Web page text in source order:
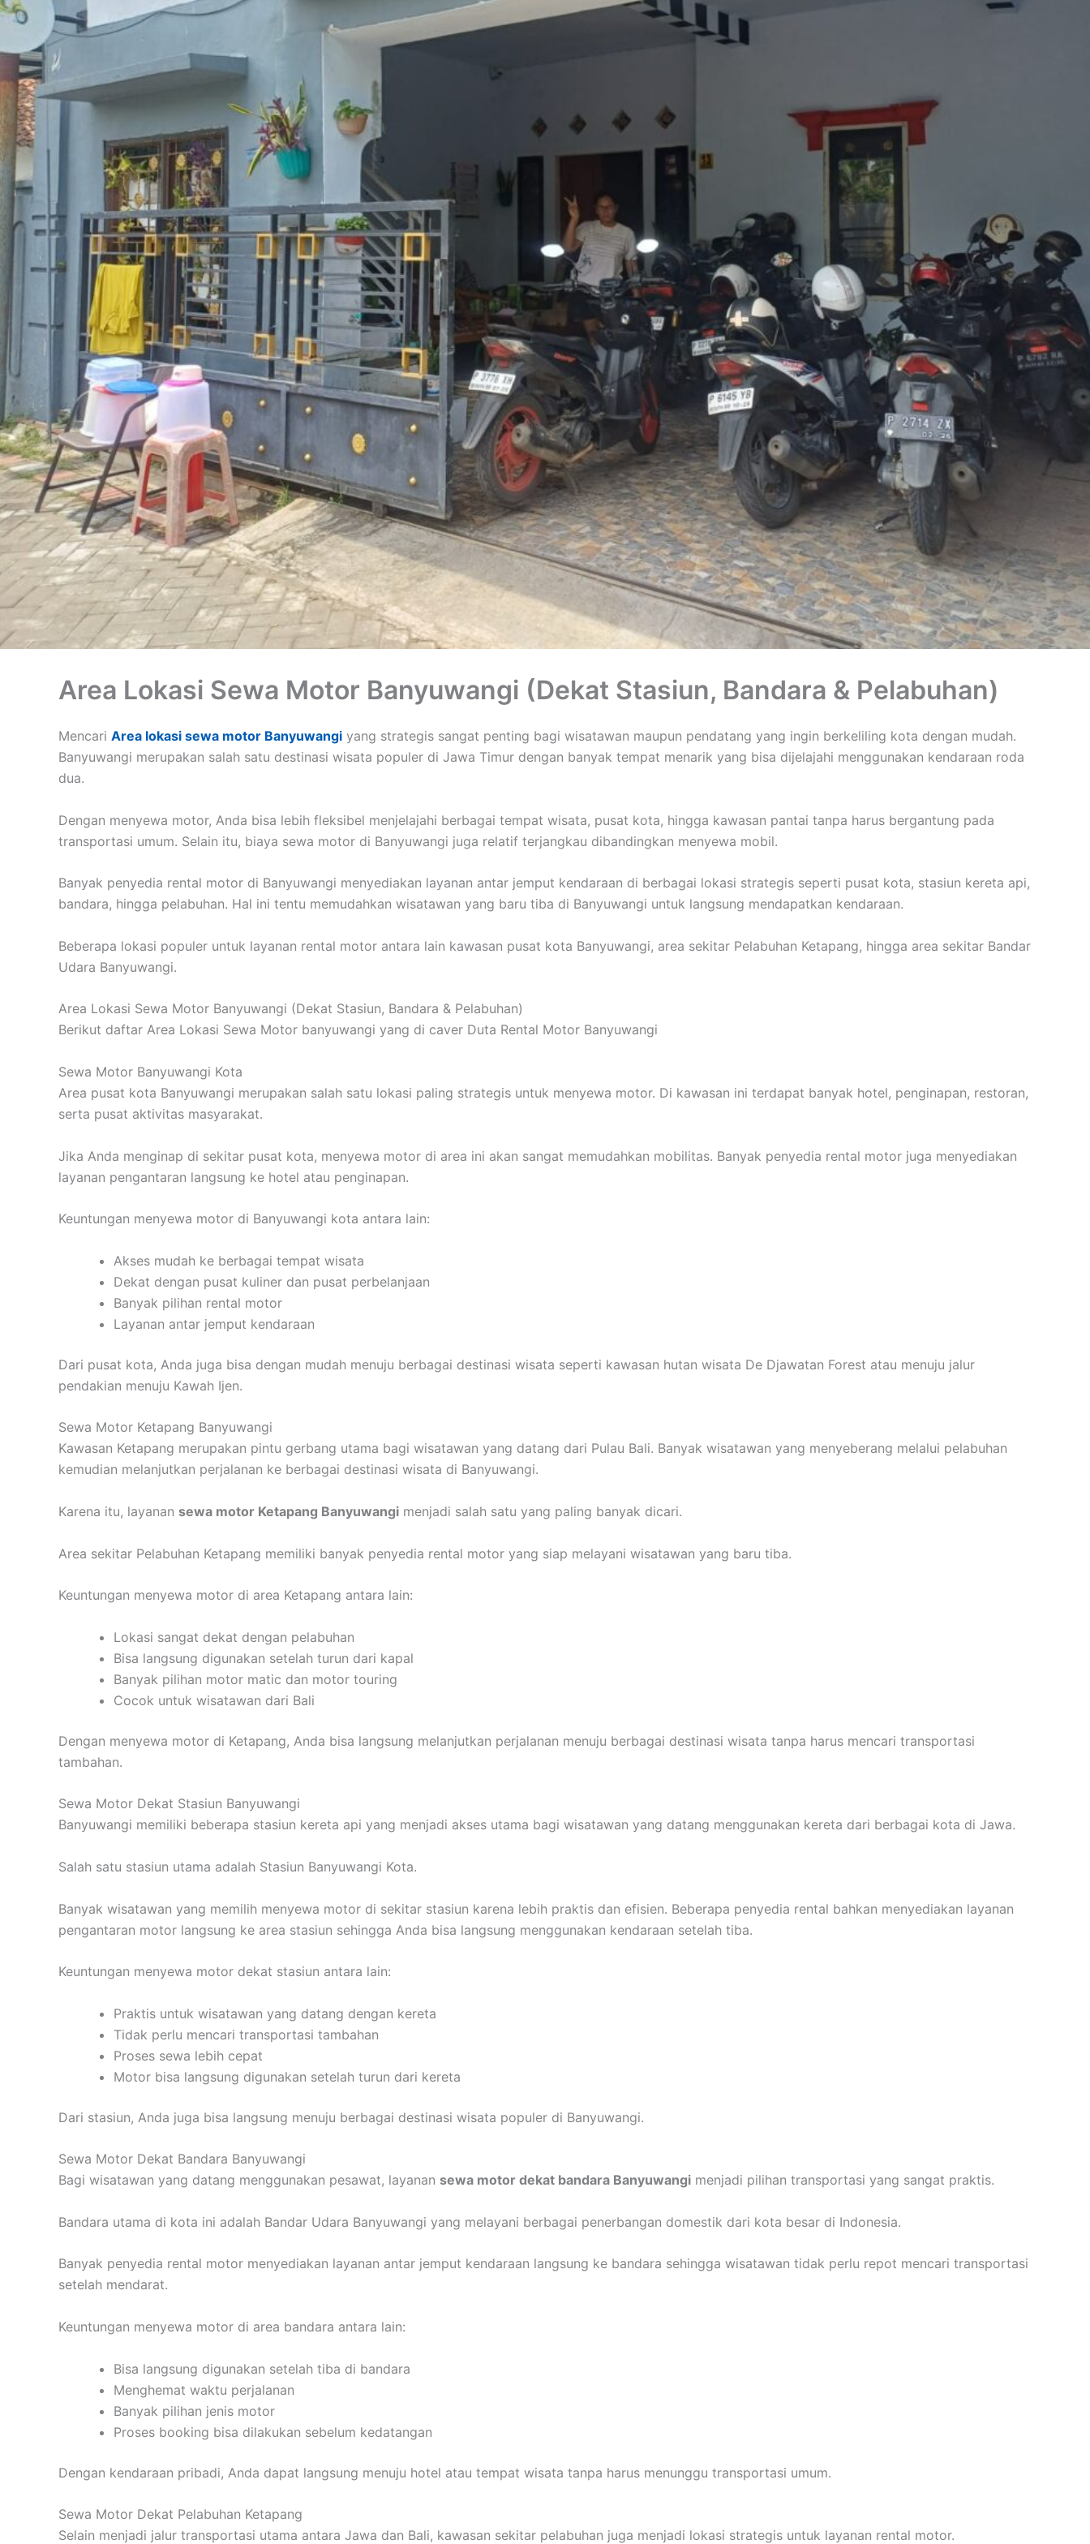
Area Lokasi Sewa Motor Banyuwangi (Dekat Stasiun, Bandara & Pelabuhan)
Mencari Area lokasi sewa motor Banyuwangi yang strategis sangat penting bagi wisatawan maupun pendatang yang ingin berkeliling kota dengan mudah.
Banyuwangi merupakan salah satu destinasi wisata populer di Jawa Timur dengan banyak tempat menarik yang bisa dijelajahi menggunakan kendaraan roda
dua.
Dengan menyewa motor, Anda bisa lebih fleksibel menjelajahi berbagai tempat wisata, pusat kota, hingga kawasan pantai tanpa harus bergantung pada
transportasi umum. Selain itu, biaya sewa motor di Banyuwangi juga relatif terjangkau dibandingkan menyewa mobil.
Banyak penyedia rental motor di Banyuwangi menyediakan layanan antar jemput kendaraan di berbagai lokasi strategis seperti pusat kota, stasiun kereta api,
bandara, hingga pelabuhan. Hal ini tentu memudahkan wisatawan yang baru tiba di Banyuwangi untuk langsung mendapatkan kendaraan.
Beberapa lokasi populer untuk layanan rental motor antara lain kawasan pusat kota Banyuwangi, area sekitar Pelabuhan Ketapang, hingga area sekitar Bandar
Udara Banyuwangi.
Area Lokasi Sewa Motor Banyuwangi (Dekat Stasiun, Bandara & Pelabuhan)
Berikut daftar Area Lokasi Sewa Motor banyuwangi yang di caver Duta Rental Motor Banyuwangi
Sewa Motor Banyuwangi Kota
Area pusat kota Banyuwangi merupakan salah satu lokasi paling strategis untuk menyewa motor. Di kawasan ini terdapat banyak hotel, penginapan, restoran,
serta pusat aktivitas masyarakat.
Jika Anda menginap di sekitar pusat kota, menyewa motor di area ini akan sangat memudahkan mobilitas. Banyak penyedia rental motor juga menyediakan
layanan pengantaran langsung ke hotel atau penginapan.
Keuntungan menyewa motor di Banyuwangi kota antara lain:
Akses mudah ke berbagai tempat wisata
Dekat dengan pusat kuliner dan pusat perbelanjaan
Banyak pilihan rental motor
Layanan antar jemput kendaraan
Dari pusat kota, Anda juga bisa dengan mudah menuju berbagai destinasi wisata seperti kawasan hutan wisata De Djawatan Forest atau menuju jalur
pendakian menuju Kawah Ijen.
Sewa Motor Ketapang Banyuwangi
Kawasan Ketapang merupakan pintu gerbang utama bagi wisatawan yang datang dari Pulau Bali. Banyak wisatawan yang menyeberang melalui pelabuhan
kemudian melanjutkan perjalanan ke berbagai destinasi wisata di Banyuwangi.
Karena itu, layanan sewa motor Ketapang Banyuwangi menjadi salah satu yang paling banyak dicari.
Area sekitar Pelabuhan Ketapang memiliki banyak penyedia rental motor yang siap melayani wisatawan yang baru tiba.
Keuntungan menyewa motor di area Ketapang antara lain:
Lokasi sangat dekat dengan pelabuhan
Bisa langsung digunakan setelah turun dari kapal
Banyak pilihan motor matic dan motor touring
Cocok untuk wisatawan dari Bali
Dengan menyewa motor di Ketapang, Anda bisa langsung melanjutkan perjalanan menuju berbagai destinasi wisata tanpa harus mencari transportasi
tambahan.
Sewa Motor Dekat Stasiun Banyuwangi
Banyuwangi memiliki beberapa stasiun kereta api yang menjadi akses utama bagi wisatawan yang datang menggunakan kereta dari berbagai kota di Jawa.
Salah satu stasiun utama adalah Stasiun Banyuwangi Kota.
Banyak wisatawan yang memilih menyewa motor di sekitar stasiun karena lebih praktis dan efisien. Beberapa penyedia rental bahkan menyediakan layanan
pengantaran motor langsung ke area stasiun sehingga Anda bisa langsung menggunakan kendaraan setelah tiba.
Keuntungan menyewa motor dekat stasiun antara lain:
Praktis untuk wisatawan yang datang dengan kereta
Tidak perlu mencari transportasi tambahan
Proses sewa lebih cepat
Motor bisa langsung digunakan setelah turun dari kereta
Dari stasiun, Anda juga bisa langsung menuju berbagai destinasi wisata populer di Banyuwangi.
Sewa Motor Dekat Bandara Banyuwangi
Bagi wisatawan yang datang menggunakan pesawat, layanan sewa motor dekat bandara Banyuwangi menjadi pilihan transportasi yang sangat praktis.
Bandara utama di kota ini adalah Bandar Udara Banyuwangi yang melayani berbagai penerbangan domestik dari kota besar di Indonesia.
Banyak penyedia rental motor menyediakan layanan antar jemput kendaraan langsung ke bandara sehingga wisatawan tidak perlu repot mencari transportasi
setelah mendarat.
Keuntungan menyewa motor di area bandara antara lain:
Bisa langsung digunakan setelah tiba di bandara
Menghemat waktu perjalanan
Banyak pilihan jenis motor
Proses booking bisa dilakukan sebelum kedatangan
Dengan kendaraan pribadi, Anda dapat langsung menuju hotel atau tempat wisata tanpa harus menunggu transportasi umum.
Sewa Motor Dekat Pelabuhan Ketapang
Selain menjadi jalur transportasi utama antara Jawa dan Bali, kawasan sekitar pelabuhan juga menjadi lokasi strategis untuk layanan rental motor.